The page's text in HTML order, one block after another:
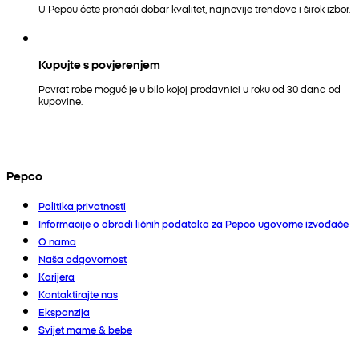
U Pepcu ćete pronaći dobar kvalitet, najnovije trendove i širok izbor.
Kupujte s povjerenjem
Povrat robe moguć je u bilo kojoj prodavnici u roku od 30 dana od
kupovine.
Pepco
Politika privatnosti
Informacije o obradi ličnih podataka za Pepco ugovorne izvođače
O nama
Naša odgovornost
Karijera
Kontaktirajte nas
Ekspanzija
Svijet mame & bebe